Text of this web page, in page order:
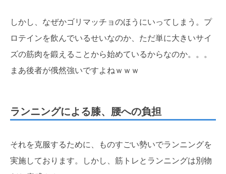
しかし、なぜかゴリマッチョのほうにいってしまう。プ
ロテインを飲んでいるせいなのか、ただ単に大きいサイ
ズの筋肉を鍛えることから始めているからなのか。。。
まあ後者が俄然強いですよねｗｗｗ
ランニングによる膝、腰への負担
それを克服するために、ものすごい勢いでランニングを
実施しております。しかし、筋トレとランニングは別物